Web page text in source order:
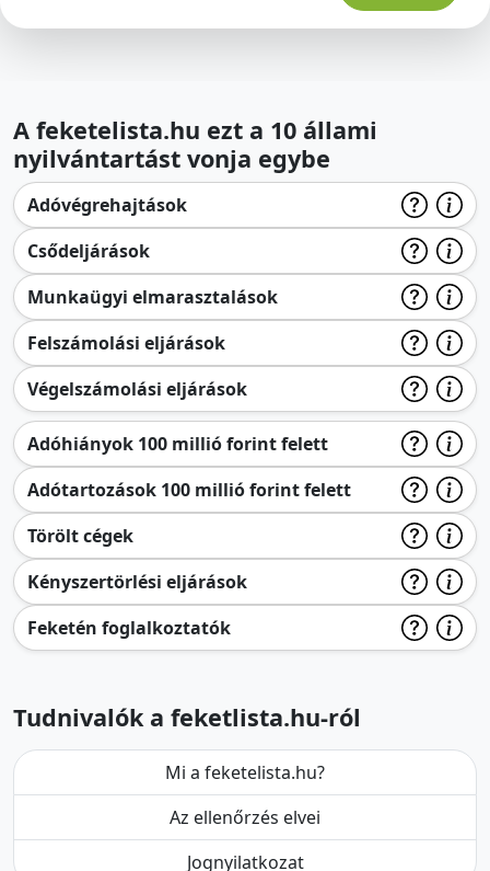
A feketelista.hu ezt a 10 állami
nyilvántartást vonja egybe
Adóvégrehajtások
Csődeljárások
Munkaügyi elmarasztalások
Felszámolási eljárások
Végelszámolási eljárások
Adóhiányok 100 millió forint felett
Adótartozások 100 millió forint felett
Törölt cégek
Kényszertörlési eljárások
Feketén foglalkoztatók
Tudnivalók a feketlista.hu-ról
Mi a feketelista.hu?
Az ellenőrzés elvei
Jognyilatkozat